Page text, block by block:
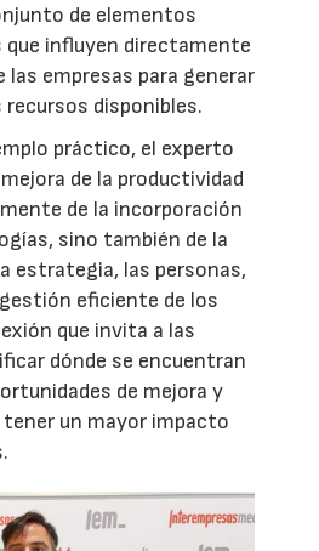
de elementos
influyen directamente
las empresas para generar
disponibles.
práctico, el experto
de la productividad
de la incorporación
sino también de la
estrategia, las personas,
eficiente de los
que invita a las
dónde se encuentran
de mejora y
tener un mayor impacto